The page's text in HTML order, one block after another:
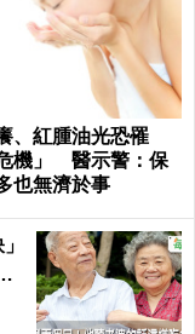
、紅腫油光恐罹
危機」 醫示警：保
也無濟於事